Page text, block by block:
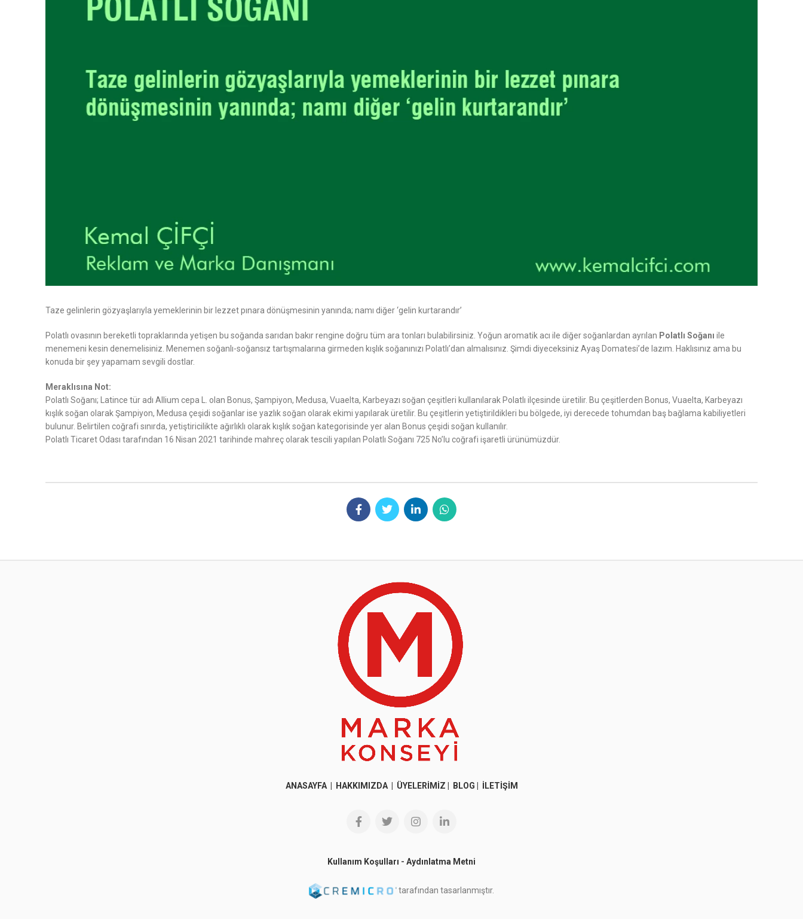
Taze gelinlerin gözyaşlarıyla yemeklerinin bir lezzet pınara dönüşmesinin yanında; namı diğer ‘gelin kurtarandır’
Polatlı ovasının bereketli topraklarında yetişen bu soğanda sarıdan bakır rengine doğru tüm ara tonları bulabilirsiniz. Yoğun aromatik acı ile diğer soğanlardan ayrılan Polatlı Soğanı ile
menemeni kesin denemelisiniz. Menemen soğanlı-soğansız tartışmalarına girmeden kışlık soğanınızı Polatlı’dan almalısınız. Şimdi diyeceksiniz Ayaş Domatesi’de lazım. Haklısınız ama bu
konuda bir şey yapamam sevgili dostlar.
Meraklısına Not:
Polatlı Soğanı; Latince tür adı Allium cepa L. olan Bonus, Şampiyon, Medusa, Vuaelta, Karbeyazı soğan çeşitleri kullanılarak Polatlı ilçesinde üretilir. Bu çeşitlerden Bonus, Vuaelta, Karbeyazı
kışlık soğan olarak Şampiyon, Medusa çeşidi soğanlar ise yazlık soğan olarak ekimi yapılarak üretilir. Bu çeşitlerin yetiştirildikleri bu bölgede, iyi derecede tohumdan baş bağlama kabiliyetleri
bulunur. Belirtilen coğrafi sınırda, yetiştiricilikte ağırlıklı olarak kışlık soğan kategorisinde yer alan Bonus çeşidi soğan kullanılır.
Polatlı Ticaret Odası tarafından 16 Nisan 2021 tarihinde mahreç olarak tescili yapılan Polatlı Soğanı 725 No’lu coğrafi işaretli ürünümüzdür.
ANASAYFA HAKKIMIZDA| ÜYELERİMİZ BLOG İLETİŞİM
Kullanım Koşulları - Aydınlatma Metni
tarafından tasarlanmıştır.